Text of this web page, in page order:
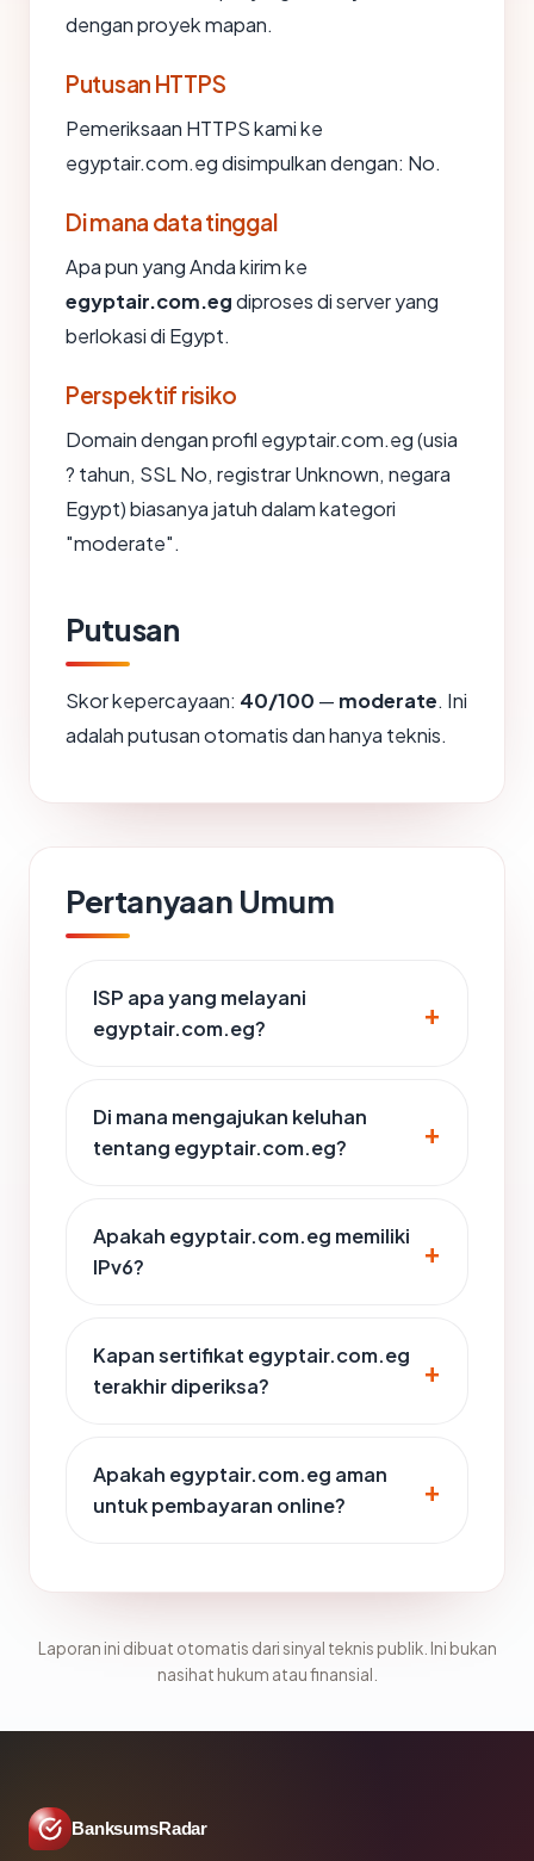
dengan proyek mapan.
Putusan HTTPS
Pemeriksaan HTTPS kami ke
egyptair.com.eg disimpulkan dengan: No.
Di mana data tinggal
Apa pun yang Anda kirim ke
egyptair.com.egdiproses di server yang
berlokasi di Egypt.
Perspektif risiko
Domain dengan profil egyptair.com.eg (usia
? tahun, SSL No, registrar Unknown, negara
Egypt) biasanya jatuh dalam kategori
"moderate".
Putusan
Skor kepercayaan: 40/100 — moderate. Ini
adalah putusan otomatis dan hanya teknis.
Pertanyaan Umum
ISP apa yang melayani
egyptair.com.eg?
Di mana mengajukan keluhan
tentang egyptair.com.eg?
Apakah egyptair.com.eg memiliki
IPv6?
Kapan sertifikat egyptair.com.eg
terakhir diperiksa?
Apakah egyptair.com.eg aman
untuk pembayaran online?
Laporan ini dibuat otomatis dari sinyal teknis publik. Ini bukan
nasihat hukum atau finansial.
BanksumsRadar